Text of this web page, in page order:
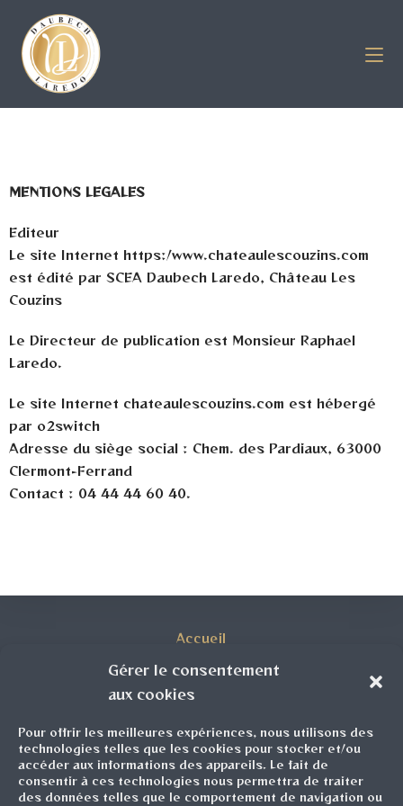
Gérer le consentement
aux cookies
Pour offrir les meilleures expériences, nous utilisons des
technologies telles que les cookies pour stocker et/ou
accéder aux informations des appareils. Le fait de
consentir à ces technologies nous permettra de traiter
des données telles que le comportement de navigation ou
MENTIONS LEGALES
Editeur
Le site Internet https:/www.chateaulescouzins.com
est édité par SCEA Daubech Laredo, Château Les
Couzins
Le Directeur de publication est Monsieur Raphael
Laredo.
Le site Internet chateaulescouzins.com est hébergé
par o2switch
Adresse du siège social : Chem. des Pardiaux, 63000
Clermont-Ferrand
Contact : 04 44 44 60 40.
Accueil
Histoire
Les Vins
Boutique
Mon compte